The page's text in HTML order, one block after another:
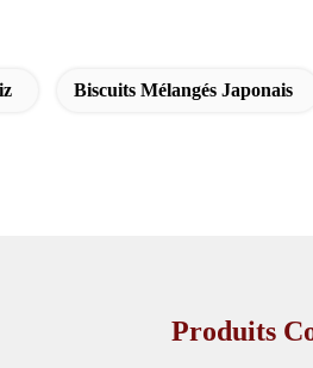
Biscuits Mélangés Japonais
Produits